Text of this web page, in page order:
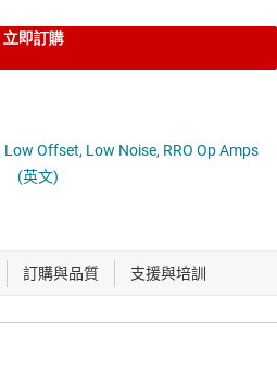
立即訂購
Offset, Low Noise, RRO Op Amps
(英文)